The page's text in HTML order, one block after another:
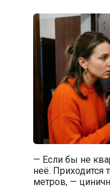
— Если бы не
неё. Приходится
метров, —